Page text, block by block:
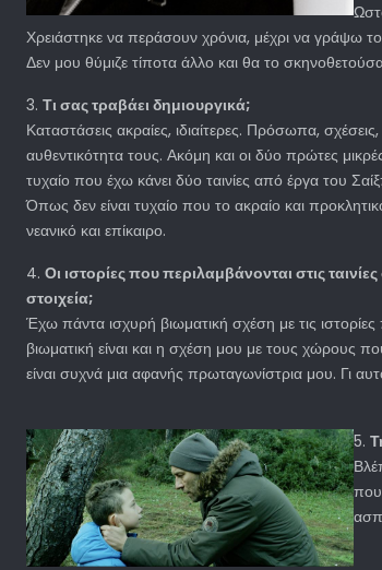
Χρειάστηκε να περάσουν χρόνια, μέχρι να γράψω
Δεν μου θύμιζε τίποτα άλλο και θα το
3. Τι σας τραβάει δημιουργικά;
Καταστάσεις ακραίες, ιδιαίτερες. Πρόσωπα,
αυθεντικότητα τους. Ακόμη και οι δύο πρώτες
τυχαίο που έχω κάνει δύο ταινίες από έργα του
Όπως δεν είναι τυχαίο που το ακραίο και
νεανικό και επίκαιρο.
4. Οι ιστορίες που περιλαμβάνονται στις
στοιχεία;
Έχω πάντα ισχυρή βιωματική σχέση με τις
βιωματική είναι και η σχέση μου με τους
είναι συχνά μια αφανής πρωταγωνίστρια μου. Γι
5.